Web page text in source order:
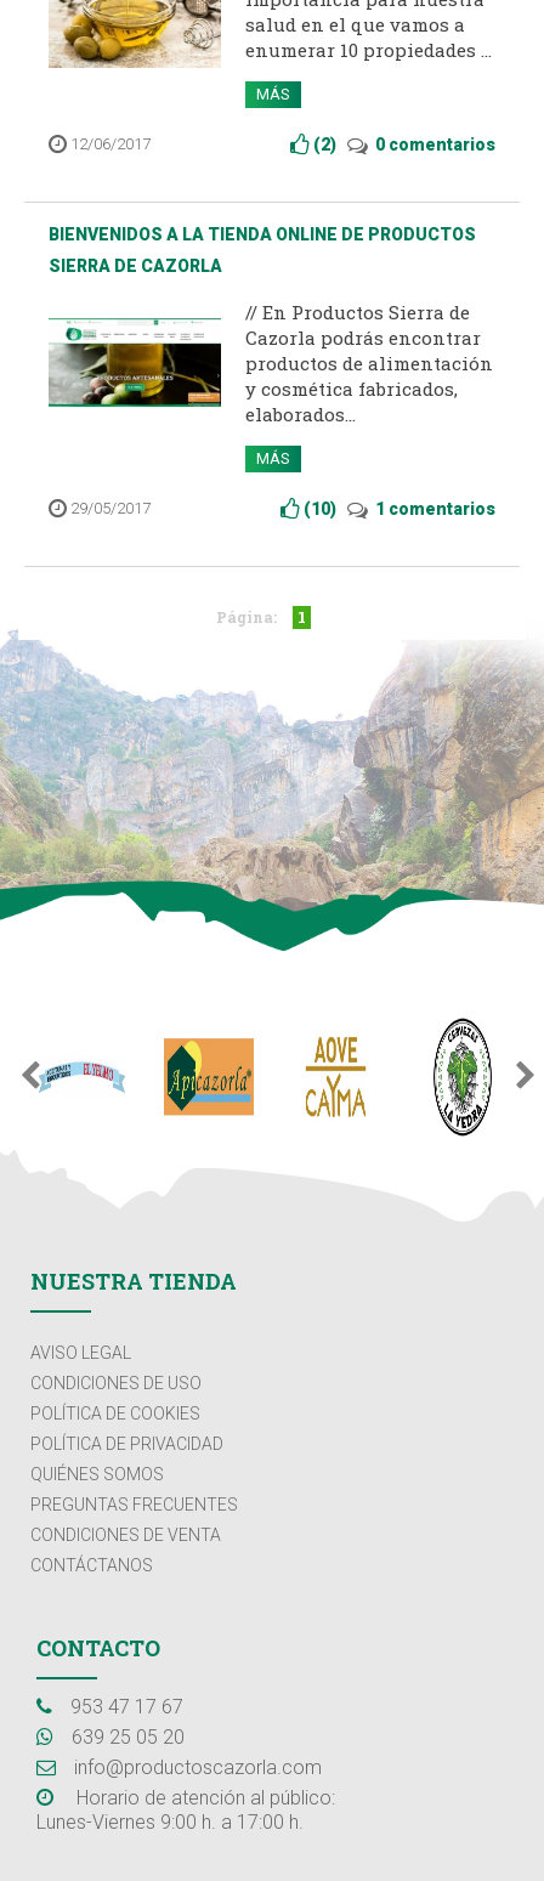
salud en el que vamos a
enumerar 10 propiedades ...
MÁS
12/06/2017 (2) 0 comentarios
BIENVENIDOS A LA TIENDA ONLINE DE PRODUCTOS
SIERRA DE CAZORLA
// En Productos Sierra de
Cazorla podrás encontrar
productos de alimentación
y cosmética fabricados,
elaborados...
MÁS
29/05/2017 (10) 1 comentarios
Página: 1
NUESTRA TIENDA
AVISO LEGAL
CONDICIONES DE USO
POLÍTICA DE COOKIES
POLÍTICA DE PRIVACIDAD
QUIÉNES SOMOS
PREGUNTAS FRECUENTES
CONDICIONES DE VENTA
CONTÁCTANOS
CONTACTO
953 47 17 67
639 25 05 20
info@productoscazorla.com
Horario de atención al público:
Lunes-Viernes 9:00 h. a 17:00 h.